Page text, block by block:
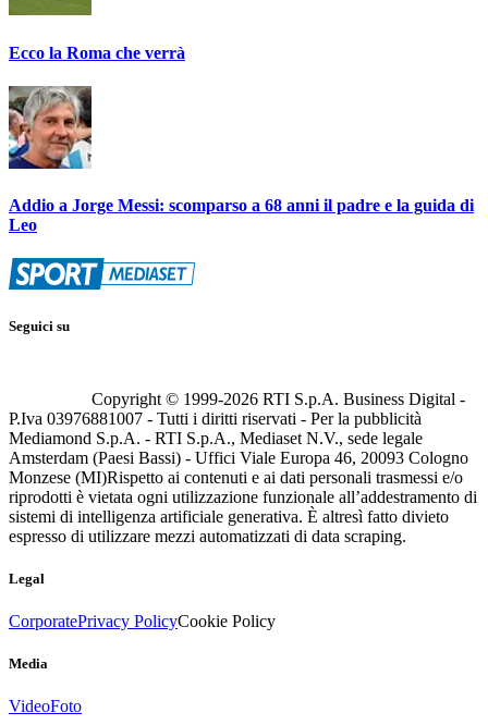
Ecco la Roma che verrà
Addio a Jorge Messi: scomparso a 68 anni il padre e la guida di
Leo
Seguici su
Copyright © 1999-2026 RTI S.p.A. Business Digital -
P.Iva 03976881007 - Tutti i diritti riservati - Per la pubblicità
Mediamond S.p.A. - RTI S.p.A., Mediaset N.V., sede legale
Amsterdam (Paesi Bassi) - Uffici Viale Europa 46, 20093 Cologno
Monzese (MI)Rispetto ai contenuti e ai dati personali trasmessi e/o
riprodotti è vietata ogni utilizzazione funzionale all’addestramento di
sistemi di intelligenza artificiale generativa. È altresì fatto divieto
espresso di utilizzare mezzi automatizzati di data scraping.
Legal
CorporatePrivacy PolicyCookie Policy
Media
VideoFoto